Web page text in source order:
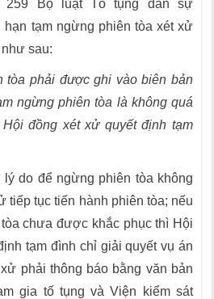
259 Bộ luật Tố tụng dân sự
tạm ngừng phiên tòa xét xử
sau:
tòa phải được ghi vào biên bản
ngừng phiên tòa là không quá
đồng xét xử quyết định tạm
lý do để ngừng phiên tòa không
tiếp tục tiến hành phiên tòa; nếu
chưa được khắc phục thì Hội
tạm đình chỉ giải quyết vụ án
phải thông báo bằng văn bản
gia tố tụng và Viện kiểm sát